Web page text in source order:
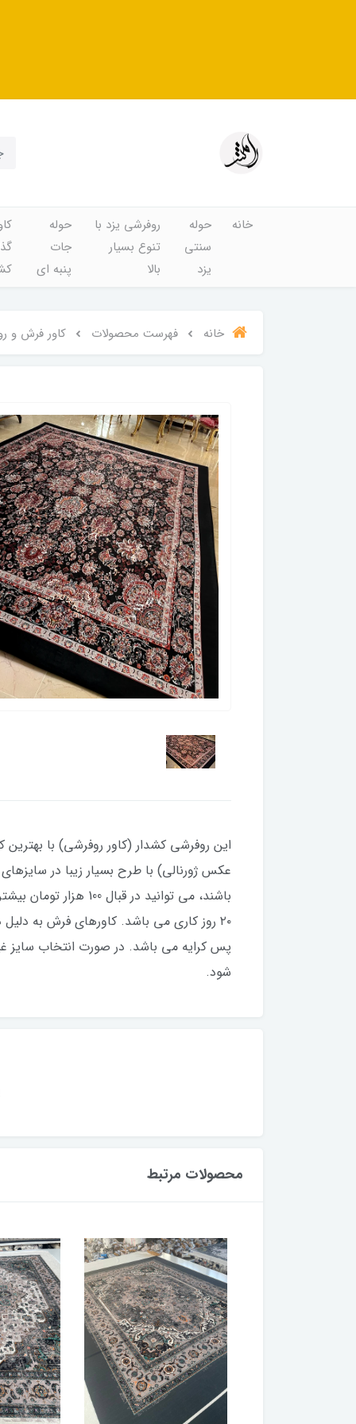
خانه
حوله
سنتی
یزد
روفرشی یزد با
تنوع بسیار
بالا
حوله
جات
پنبه ای
خانه فهرست محصولات کاور فرش و
این روفرشی کشدار (کاور روفرشی) با بهترین
۲۰ روز کاری می باشد. کاورهای فرش به
پس کرایه می باشد. در صورت انتخاب سایز
شود.
محصولات مرتبط